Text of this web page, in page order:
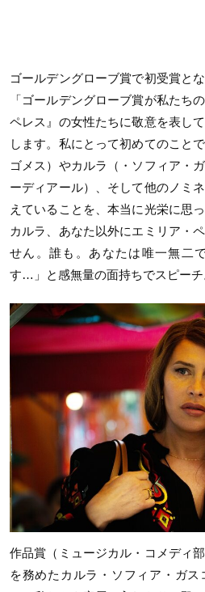
ゴールデングローブ賞で初受賞と
「ゴールデングローブ賞が私たち
ペレス』の女性たちに敬意を表し
します。私にとって初めてのこと
ゴメス）やカルラ（・ソフィア・
ーディアール）、そして他のノミ
えていることを、本当に光栄に思
カルラ、あなた以外にエミリア・
せん。誰も。あなたは唯一無二
す…」と感無量の面持ちでスピーチ
作品賞（ミュージカル・コメディ
を務めたカルラ・ソフィア・ガ